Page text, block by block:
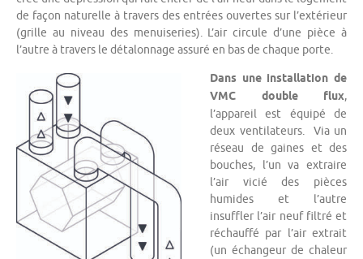
de façon naturelle à travers des entrées ouvertes sur l’extérieur
(grille au niveau des menuiseries). L’air circule d’une pièce à
l’autre à travers le détalonnage assuré en bas de chaque porte.
Dans une installation de
VMC double flux,
l’appareil est équipé de
deux ventilateurs. Via un
réseau de gaines et des
bouches, l’un va extraire
l’air vicié des pièces
humides et l’autre
insuffler l’air neuf filtré et
réchauffé par l’air extrait
(un échangeur de chaleur